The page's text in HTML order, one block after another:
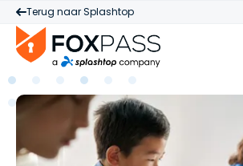
Terug naar Splashtop